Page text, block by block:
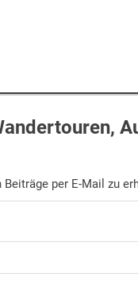
per E-Mail zu